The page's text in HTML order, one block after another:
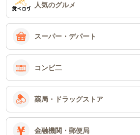
人気のグルメ
スーパー・デパート
コンビ二
薬局・ドラッグストア
金融機関・郵便局